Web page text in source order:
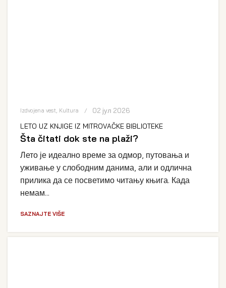
Izdvojena vest Kultura 02 јул 2026
LETO UZ KNJIGE IZ MITROVAČKE BIBLIOTEKE
Šta čitati dok ste na plaži?
Лето је идеално време за одмор, путовања и
уживање у слободним данима, али и одлична
прилика да се посветимо читању књига. Када
немам...
SAZNAJTE VIŠE